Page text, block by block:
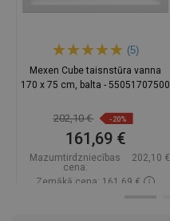
(5)
Mexen Cube taisnstūra vanna
170 x 75 cm, balta - 55051707500
202,10 € -20%
161,69 €
Mazumtirdzniecības
cena:
202,10 €
Zemākā cena: 161,69 €